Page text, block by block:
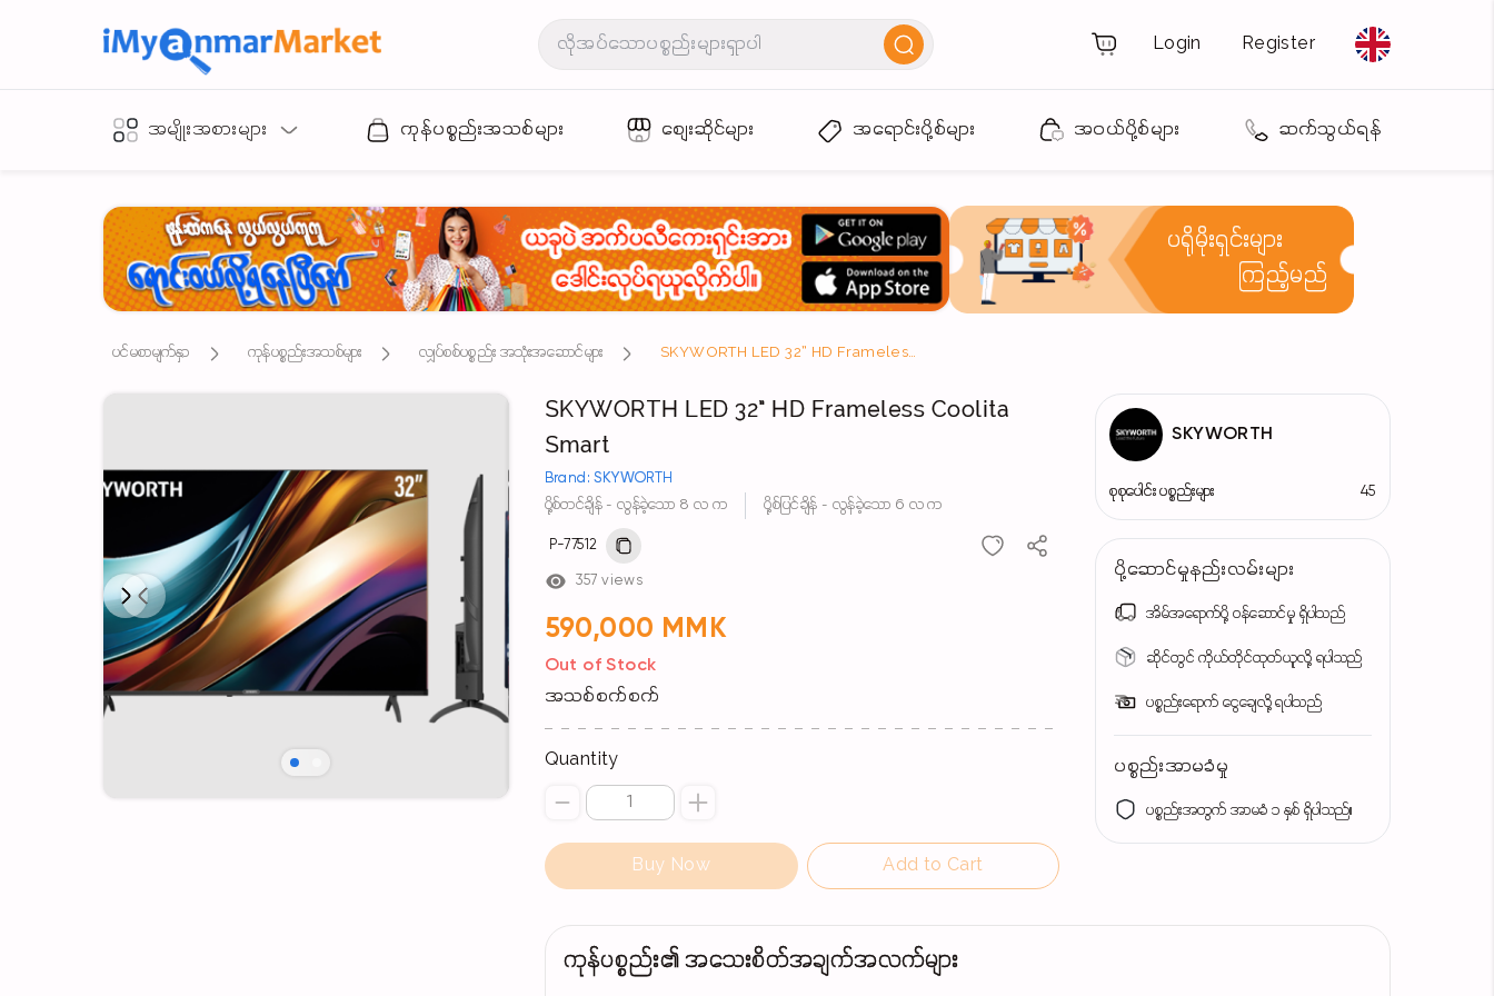
Login Register
အမျိုးအစားများ ကုန်ပစ္စည်းအသစ်များ စျေးဆိုင်များ အရောင်းပို့စ်များ အဝယ်ပို့စ်များ ဆက်သွယ်ရန်
ပရိုမိုးရှင်းများ
ကြည့်မည်
ပင်မစာမျက်နှာ ကုန်ပစ္စည်းအသစ်များ လျှပ်စစ်ပစ္စည်း အသုံးအဆောင်များ SKYWORTH LED 32” HD Frameless Coolita Smart
Previous
Next
SKYWORTH LED 32” HD Frameless Coolita
Smart
Brand: SKYWORTH
ပို့စ်တင်ချိန် - လွန်ခဲ့သော 8 လ က ပို့စ်ပြင်ချိန် - လွန်ခဲ့သော 6 လ က
P-77512
357 views
590,000 MMK
Out of Stock
အသစ်စက်စက်
Quantity
Buy Now Add to Cart
SKYWORTH
စုစုပေါင်း ပစ္စည်းများ 45
ပို့ဆောင်မှုနည်းလမ်းများ
အိမ်အရောက်ပို့ ဝန်ဆောင်မှု ရှိပါသည်
ဆိုင်တွင် ကိုယ်တိုင်ထုတ်ယူလို့ ရပါသည်
ပစ္စည်းရောက် ငွေချေလို့ ရပါသည်
ပစ္စည်းအာမခံမှု
ပစ္စည်းအတွက် အာမခံ ၁ နှစ် ရှိပါသည်။
ကုန်ပစ္စည်း၏ အသေးစိတ်အချက်အလက်များ